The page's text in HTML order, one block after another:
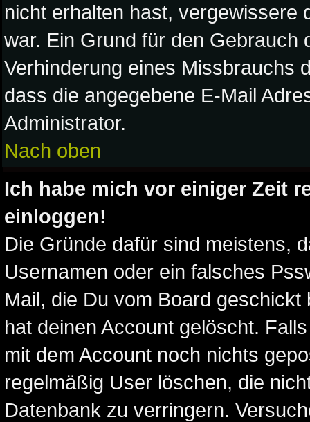
nicht erhalten hast, vergewissere
war. Ein Grund für den Gebrauch
Verhinderung eines Missbrauchs
dass die angegebene E-Mail
Administrator.
Nach oben
Ich habe mich vor einiger Zeit
einloggen!
Die Gründe dafür sind meistens,
Usernamen oder ein falsches
Mail, die Du vom Board
hat deinen Account gelöscht.
mit dem Account noch nichts
regelmäßig User löschen, die
Datenbank zu verringern.